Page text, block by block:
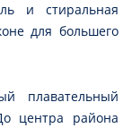
и стиральная
для большего
плавательный
центра района